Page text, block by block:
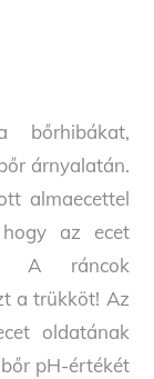
bőrhibákat,
árnyalatán.
almaecettel
az ecet
A ráncok
a trükköt! Az
oldatának
pH-értékét